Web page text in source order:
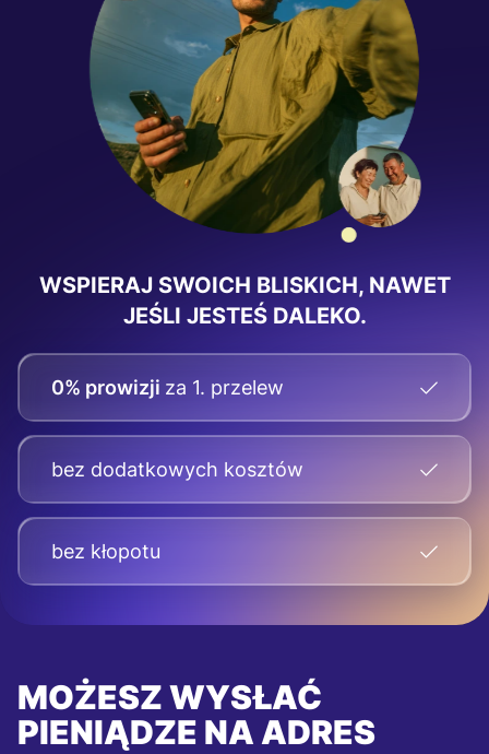
WSPIERAJ SWOICH BLISKICH, NAWET
JEŚLI JESTEŚ DALEKO.
0% prowizji za 1. przelew
bez dodatkowych kosztów
bez kłopotu
MOŻESZ WYSŁAĆ
PIENIĄDZE NA ADRES